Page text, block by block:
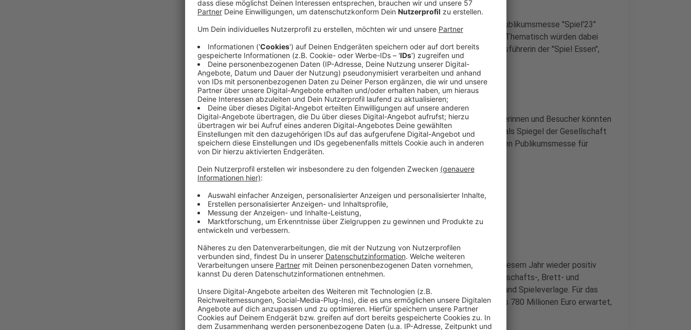
Würfel, Karten, Rätsel- und Strategiespiele: Zur internationalen Publikumsmesse "Spiel'23"
werden 935 Aussteller aus 56 Ländern ihre Neuheiten vorstellen. Thematisch würden dabei
Umwelt und Nachhaltigkeit großgeschrieben, sagte die Geschäftsführerin der "Spiel Essen",
Carol Rapp.
Anzeige
Die bis Sonntag (08.10.) erwarteten mindestens 180 000 Besucherinnen und Besucher könnten
sich auch etwa zur Rolle von Spielen für Bildung und Schule oder als Spiegel der Gesellschaft
informieren. Rund 1745 Neuheiten würden den Fans bei der größten Publikumsmesse für
Brettspiele bei deren 40. Geburtstag zum Testen vorgestellt.
Immer mehr spielen Brettspiele
Anzeige
Der Spielemarkt hat sich nach Angaben aus der Branche auch in diesem Jahr wieder positiv
entwickelt. Von Januar bis August 2023 sei der Umsatz für Gesellschafts-, Brett- und
Kartenspiele sowie Puzzles erneut geklettert, hieß es beim Verband Spieleverlage. Für das
Gesamtjahr werde ein Zuwachs um etwa zehn Prozent auf 770 bis 780 Millionen Euro erwartet,
sagte Verbandschef Hermann Hutter.